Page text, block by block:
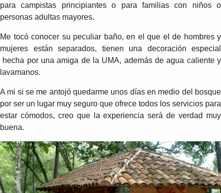
para campistas principiantes o para familias con niños o
personas adultas mayores.
Me tocó conocer su peculiar baño, en el que el de hombres y
mujeres están separados, tienen una decoración especial
hecha por una amiga de la UMA, además de agua caliente y
lavamanos.
A mi si se me antojó quedarme unos días en medio del bosque
por ser un lugar muy seguro que ofrece todos los servicios para
estar cómodos, creo que la experiencia será de verdad muy
buena.